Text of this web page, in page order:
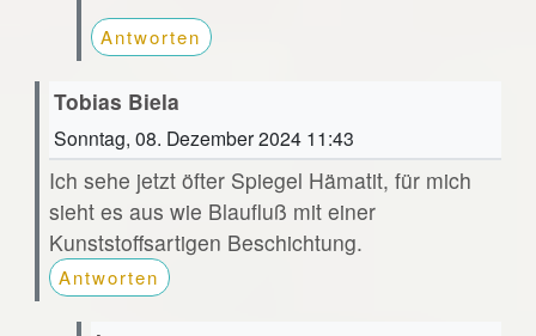
Antworten
Tobias Biela
Sonntag, 08. Dezember 2024 11:43
Ich sehe jetzt öfter Spiegel Hämatit, für mich
sieht es aus wie Blaufluß mit einer
Kunststoffsartigen Beschichtung.
Antworten